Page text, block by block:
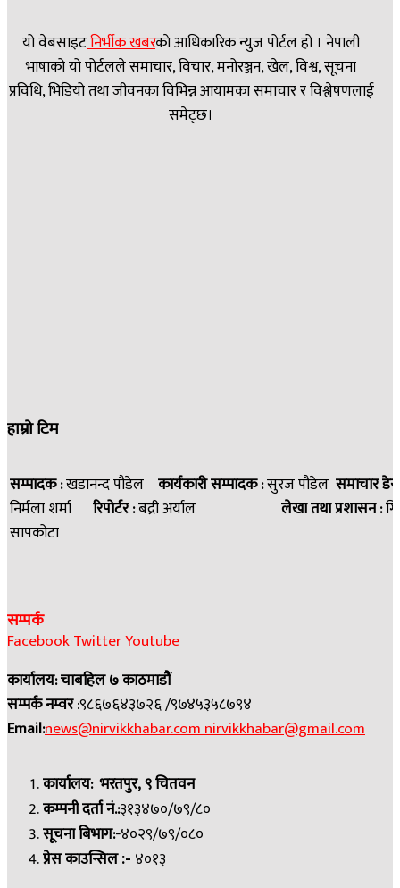
यो वेबसाइटनिर्भीक खबरकाे आधिकारिक न्युज पोर्टल हो । नेपाली
भाषाको यो पोर्टलले समाचार, विचार, मनोरञ्जन, खेल, विश्व, सूचना
प्रविधि, भिडियो तथा जीवनका विभिन्न आयामका समाचार र विश्लेषणलाई
समेट्छ।
हाम्रो टिम
सम्पादक :खडानन्द पौडेल कार्यकारी सम्पादक :सुरज पौडेल समाचार
निर्मला शर्मा रिपोर्टर :बद्री अर्याल लेखा तथा प्रशासन :
सापकोटा
सम्पर्क
FacebookTwitterYoutube
कार्यालय: चाबहिल ७ काठमाडौं
सम्पर्क नम्वर:९८६७६४३७२६ /९७४५३५८७९४
Email:news@nirvikkhabar.comnirvikkhabar@gmail.com
कार्यालय: भरतपुर, ९ चितवन
कम्पनी दर्ता नं.:३१३४७०/७९/८०
सूचना बिभाग:-४०२९/७९/०८०
प्रेस काउन्सिल:- ४०१३